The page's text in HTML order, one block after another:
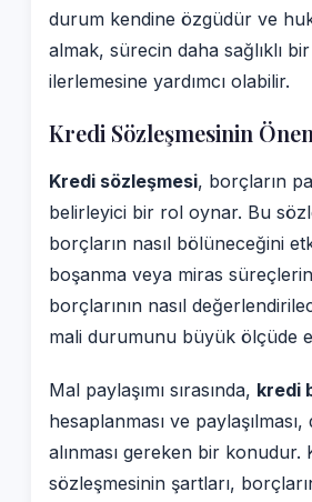
durum kendine özgüdür ve
almak, sürecin daha sağlıklı
ilerlemesine yardımcı olabilir.
Kredi Sözleşmesinin
Kredi sözleşmesi, borçların
belirleyici bir rol oynar. Bu
borçların nasıl bölüneceğini
boşanma veya miras
borçlarının nasıl
mali durumunu büyük ölçüde
Mal paylaşımı sırasında, kredi
hesaplanması ve
alınması gereken bir konudur.
sözleşmesinin şartları,